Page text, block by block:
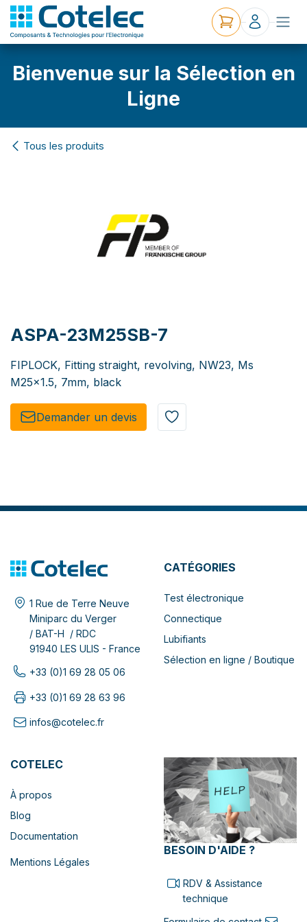
Bienvenue sur la Sélection en
Ligne
Tous les produits
ASPA-23M25SB-7
FIPLOCK, Fitting straight, revolving, NW23, Ms
M25x1.5, 7mm, black
Demander un de​​vis​​
1 Rue de Terre Neuve
Miniparc du Verger
/ BAT-H / RDC
91940 LES ULIS - France
+33 (0)1 69 28 05 06
+33 (0)1 69 28 63 96
infos@cotelec.fr
CATÉGORIES
Test électronique
Connectique
Lubifiants
Sélection en ligne / Boutique
COTELEC
À propos
Blog
Documentation
Mentions Légales
BESOIN D'AIDE ?
RDV & Assistance
technique